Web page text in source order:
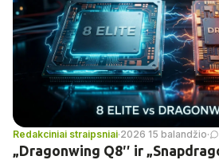
Redakciniai straipsniai·2026 15 balandžio·
„Dragonwing Q8″ ir